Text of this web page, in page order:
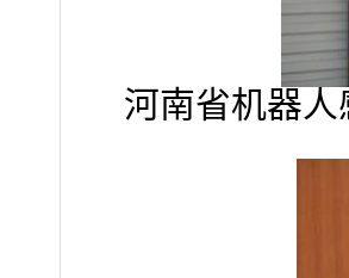
河南省机器人